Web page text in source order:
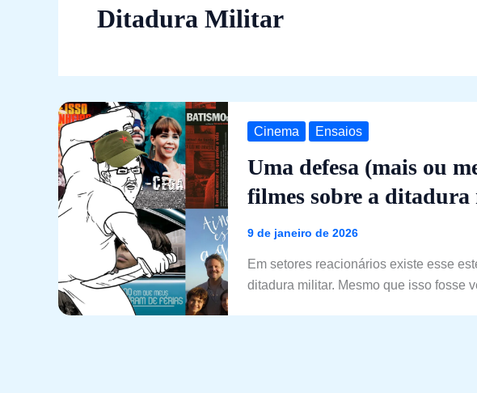
Ditadura Militar
Cinema Ensaios
Uma defesa (mais ou
filmes sobre a
9 de janeiro de 2026
Em setores reacionários existe esse
ditadura militar. Mesmo que isso fosse